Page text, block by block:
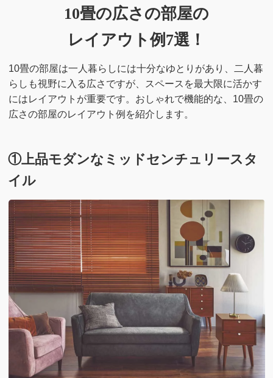
10畳の広さの部屋の
レイアウト例7選！
10畳の部屋は一人暮らしには十分なゆとりがあり、二人暮
らしも視野に入る広さですが、スペースを最大限に活かす
にはレイアウトが重要です。おしゃれで機能的な、10畳の
広さの部屋のレイアウト例を紹介します。
①上品モダンなミッドセンチュリースタ
イル